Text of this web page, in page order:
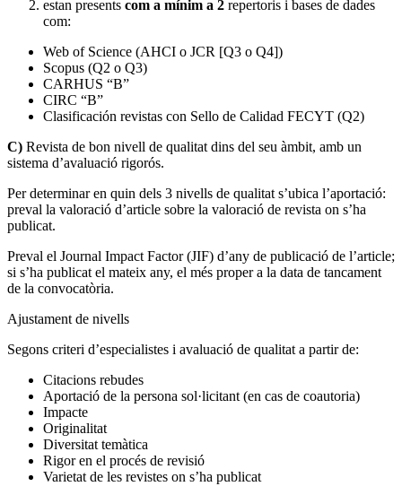
estan presents com a mínim a 2 repertoris i bases de dades
com:
Web of Science (AHCI o JCR [Q3 o Q4])
Scopus (Q2 o Q3)
CARHUS “B”
CIRC “B”
Clasificación revistas con Sello de Calidad FECYT (Q2)
C) Revista de bon nivell de qualitat dins del seu àmbit, amb un
sistema d’avaluació rigorós.
Per determinar en quin dels 3 nivells de qualitat s’ubica l’aportació:
preval la valoració d’article sobre la valoració de revista on s’ha
publicat.
Preval el Journal Impact Factor (JIF) d’any de publicació de l’article;
si s’ha publicat el mateix any, el més proper a la data de tancament
de la convocatòria.
Ajustament de nivells
Segons criteri d’especialistes i avaluació de qualitat a partir de:
Citacions rebudes
Aportació de la persona sol·licitant (en cas de coautoria)
Impacte
Originalitat
Diversitat temàtica
Rigor en el procés de revisió
Varietat de les revistes on s’ha publicat